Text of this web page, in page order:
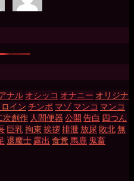
ナル オシッコ オナニー オリジナ
イン チンポ マゾ マンコ マンコ
次創作 人間便器 公開 告白 四つん
巨乳拘束挨拶排泄 放尿 敗北無
退魔士 露出 食糞馬鹿 鬼畜